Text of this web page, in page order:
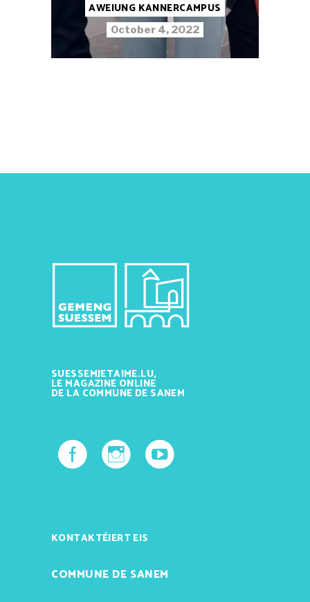
AWEIUNG KANNERCAMPUS
October 4, 2022
SUESSEMJETAIME.LU,
LE MAGAZINE ONLINE
DE LA COMMUNE DE SANEM
KONTAKTÉIERT EIS
COMMUNE DE SANEM